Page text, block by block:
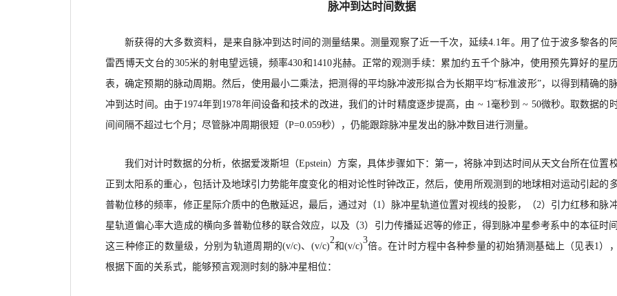
脉冲到达时间数据
新获得的大多数资料， 是来自脉冲到达时间的测量结果。测量观察了近一千次，延续4.1年。 用了位于波多黎各的阿
雷西博天文台的305米的射电望远镜，频率430和1410兆赫。正常的观测手续：累加约五千个脉冲，使用预先算好的星历
表，确定预期的脉动周期。然后，使用最小二乘法，把测得的平均脉冲波形拟合为长期平均“标准波形”，以得到精确的
冲到达时间。由于1974年到1978年间设备和技术的改进，我们的计时精度逐步提高，由 ~ 1毫秒到 ~ 50微秒。取数据的
间间隔不超过七个月；尽管脉冲周期很短 （P=0.059秒），仍能跟踪脉冲星发出的脉冲数目进行测量。
我们对计时数据的分析， 依据爱泼斯坦（Epstein）方案，具体步骤如下：第一，将脉冲到达时间从天文台所在位置
正到太阳系的重心， 包括计及地球引力势能年度变化的相对论性时钟改正，然后，使用所观测到的地球相对运动引起的
普勒位移的频率，修正星际介质中的色散延迟，最后，通过对（1）脉冲星轨道位置对视线的投影，（2）引力红移和脉
星轨道偏心率大造成的横向多普勒位移的联合效应，以及（3）引力传播延迟等的修正，得到脉冲星参考系中的本征时间
这三种修正的数量级，分别为轨道周期的(v/c)、(v/c)
2
和(v/c)
3
倍。在计时方程中各种参量的初始猜测基础上（见表1），
根据下面的关系式，能够预言观测时刻的脉冲星相位：